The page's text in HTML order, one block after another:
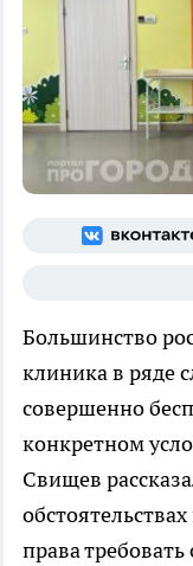
Большинство
клиника в ряде
совершенно
конкретном
Свищев
права